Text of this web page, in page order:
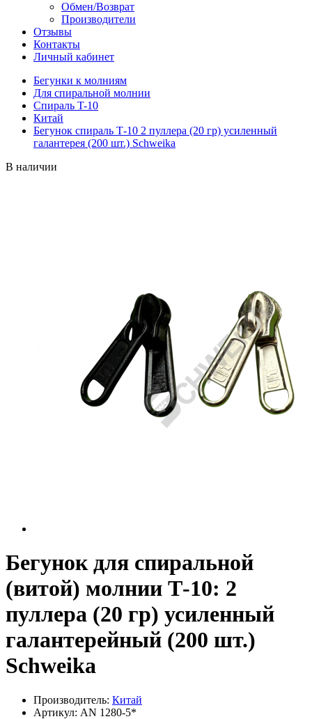
Обмен/Возврат
Производители
Отзывы
Контакты
Личный кабинет
Бегунки к молниям
Для спиральной молнии
Спираль T-10
Китай
Бегунок спираль Т-10 2 пуллера (20 гр) усиленный
галантерея (200 шт.) Schweika
В наличии
Бегунок для спиральной
(витой) молнии Т-10: 2
пуллера (20 гр) усиленный
галантерейный (200 шт.)
Schweika
Производитель: Китай
Артикул: AN 1280-5*